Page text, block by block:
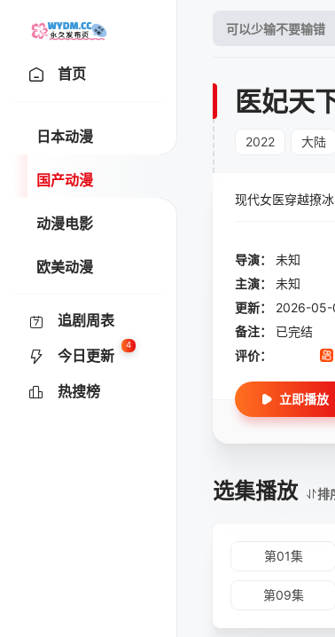
首页
日本动漫
国产动漫
动漫电影
欧美动漫
追剧周表
今日更新
4
热搜榜
医妃天
2022 大陆
现代女医穿越撩
导演：
未知
主演：
未知
更新：
2026-05-
备注：
已完结
评价：
立即播放
选集播放 排
第01集
第09集